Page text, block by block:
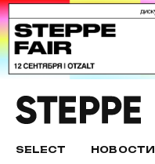
SELECT НОВОСТИ